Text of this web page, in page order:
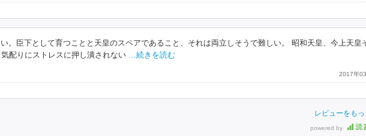
。臣下として育つことと天皇のスペアであること、それは両立しそうで難しい。 昭和天皇、今上天皇
配りにストレスに押し潰されない …続きを読む
2017年
レビューをも
powered by